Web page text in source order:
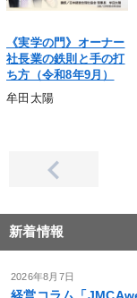
《実学の門》オーナー
社長業の鉄則と手の打
ち方（令和8年9月）
牟田太陽
新着情報
2026年8月7日